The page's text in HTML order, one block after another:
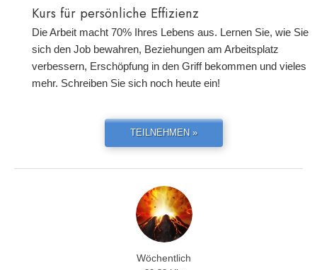
Kurs für persönliche Effizienz
Die Arbeit macht 70% Ihres Lebens aus. Lernen Sie, wie Sie
sich den Job bewahren, Beziehungen am Arbeitsplatz
verbessern, Erschöpfung in den Griff bekommen und vieles
mehr. Schreiben Sie sich noch heute ein!
TEILNEHMEN »
Wöchentlich